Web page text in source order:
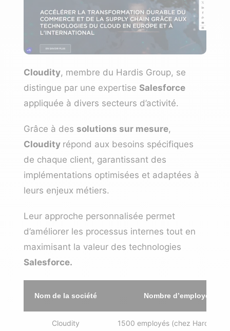
Cloudity, membre du Hardis Group, se
distingue par une expertise Salesforce
appliquée à divers secteurs d’activité.
Grâce à des solutions sur mesure,
Cloudity répond aux besoins spécifiques
de chaque client, garantissant des
implémentations optimisées et adaptées à
leurs enjeux métiers.
Leur approche personnalisée permet
d’améliorer les processus internes tout en
maximisant la valeur des technologies
Salesforce.
Nom de la société Nombre d’employés
Cloudity 1500 employés (chez Hardis